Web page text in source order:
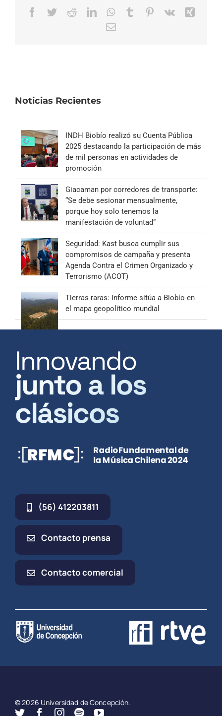
Facebook
TwitterRedditLinkedInWhatsApp
TumblrPinterest
Vk
Correo
Noticias Recientes
INDH Biobío realizó su Cuenta Pública
2025 destacando la participación de más
de mil personas en actividades de
promoción
Giacaman por corredores de transporte:
“Se debe sesionar mensualmente,
porque hoy solo tenemos la
manifestación de voluntad”
Seguridad: Kast busca cumplir sus
compromisos de campaña y presenta
Agenda Contra el Crimen Organizado y
Terrorismo (ACOT)
Tierras raras: Informe sitúa a Biobío en
el mapa geopolítico mundial
Innovando
junto a los
clásicos
(56) 412203811
Contacto prensa
Contacto comercial
© 2026 Universidad de Concepción.